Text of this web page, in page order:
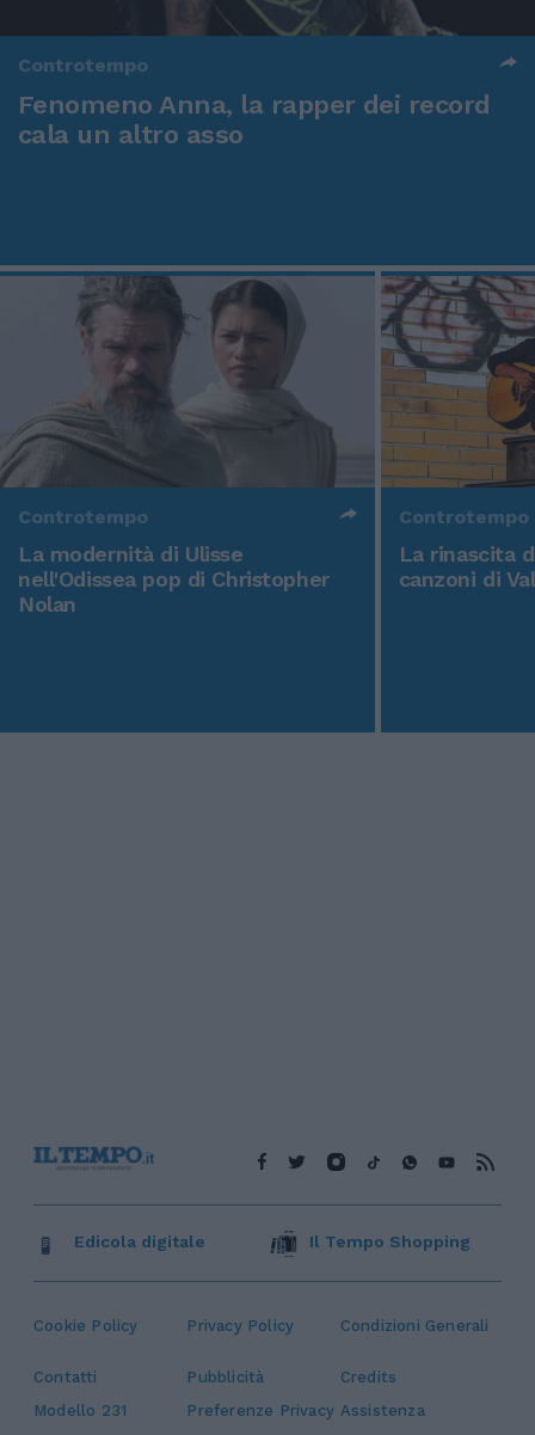
Controtempo
Fenomeno Anna, la rapper dei record
cala un altro asso
Controtempo
La modernità di Ulisse
nell'Odissea pop di Christopher
Nolan
Controtempo
La rinascita
canzoni di
Cookie Policy Privacy Policy Condizioni Generali
Contatti Pubblicità
Credits
Modello 231
Preferenze Privacy Assistenza
Edicola digitale Il Tempo Shopping